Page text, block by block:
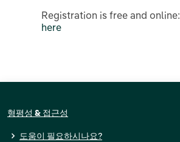
Registration is free and online:
here
형평성 & 접근성
도움이 필요하시나요?